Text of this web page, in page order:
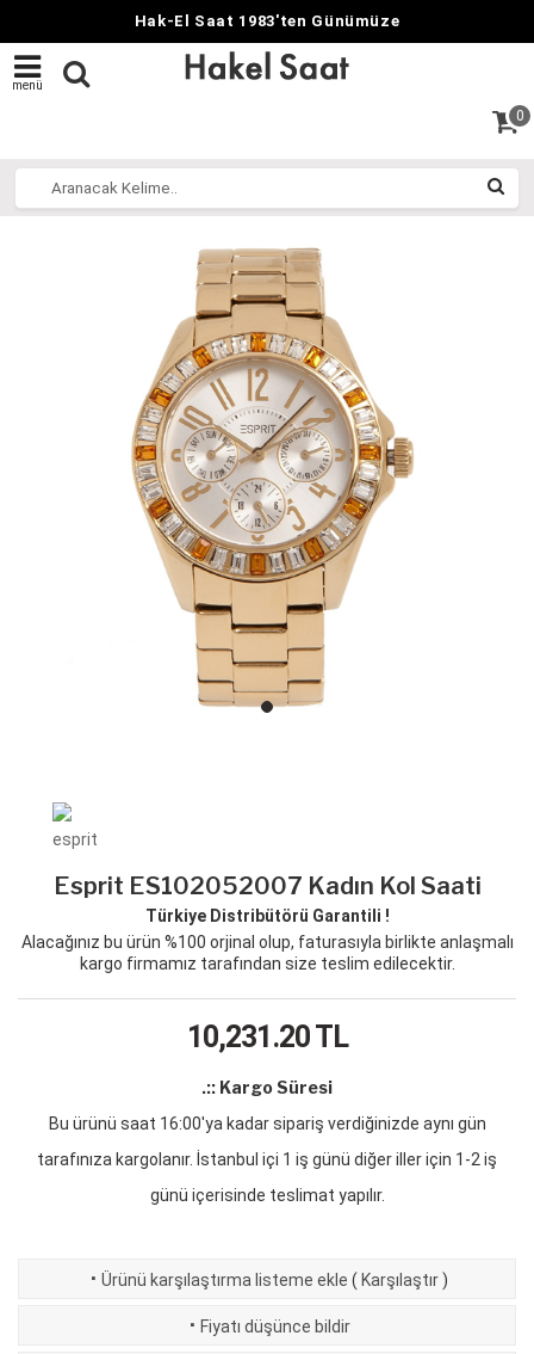
Hak-El Saat 1983'ten Günümüze
menü
0
Esprit ES102052007 Kadın Kol Saati
Türkiye Distribütörü Garantili !
Alacağınız bu ürün %100 orjinal olup, faturasıyla birlikte anlaşmalı
kargo firmamız tarafından size teslim edilecektir.
10,231.20TL
.:: Kargo Süresi
Bu ürünü saat 16:00'ya kadar sipariş verdiğinizde aynı gün
tarafınıza kargolanır. İstanbul içi 1 iş günü diğer iller için 1-2 iş
günü içerisinde teslimat yapılır.
· Ürünü karşılaştırma listeme ekle ( Karşılaştır )
· Fiyatı düşünce bildir